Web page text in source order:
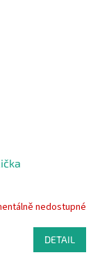
nedostupné
DETAIL